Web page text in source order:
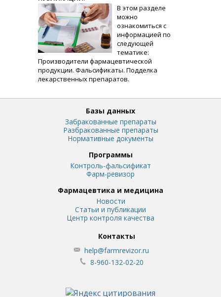
В этом разделе
можно
ознакомиться с
информацией по
следующей
тематике:
Производители фармацевтической
продукции. Фальсификаты. Подделка
лекарственных препаратов.
Базы данных
Забракованные препараты
Разбракованные препараты
Нормативные документы
Программы
Контроль-фальсификат
Фарм-ревизор
Фармацевтика и медицина
Новости
Статьи и публикации
Центр контроля качества
Контакты
help@farmrevizor.ru
8-960-132-02-20